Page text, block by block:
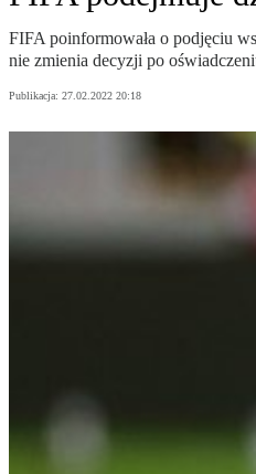
FIFA poinformowała o podjęciu
nie zmienia decyzji po
Publikacja: 27.02.2022 20:18